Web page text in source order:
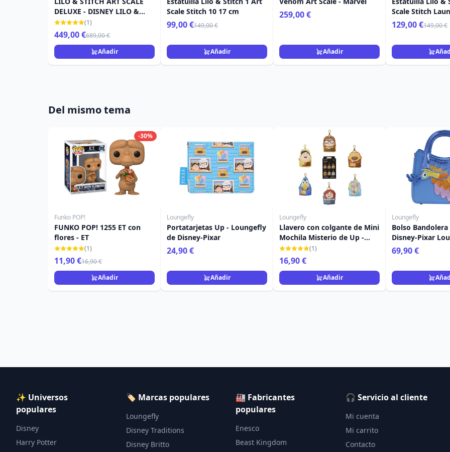
DELUXE - DISNEY LILO &
STITCH
(1)
449,00 €689,00 €
Añadir
Scale Stitch 10 17 cm
99,00 €149,00 €
Añadir
259,00 €
Añadir
Scale Stitch
129,00 €149,00 €
Del mismo tema
-30%
Funko POP!
FUNKO POP! 1255 ET con
flores - ET
(1)
11,90 €16,90 €
Añadir
Loungefly
Portatarjetas Up - Loungefly
de Disney-Pixar
24,90 €
Añadir
Loungefly
Llavero con colgante de Mini
Mochila Misterio de Up -
Disney-Pixar Loungefly
(1)
16,90 €
Añadir
Loungefly
Bolso Bandolera
Disney-Pixar
69,90 €
✨ Universos
populares
Disney
Harry Potter
🏷️ Marcas populares
Loungefly
Disney Traditions
Disney Britto
🏭 Fabricantes
populares
Enesco
Beast Kingdom
🎧 Servicio al cliente
Mi cuenta
Mi carrito
Contacto